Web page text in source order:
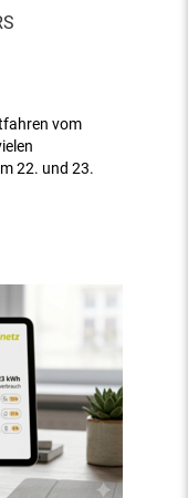
vom
22. und 23.